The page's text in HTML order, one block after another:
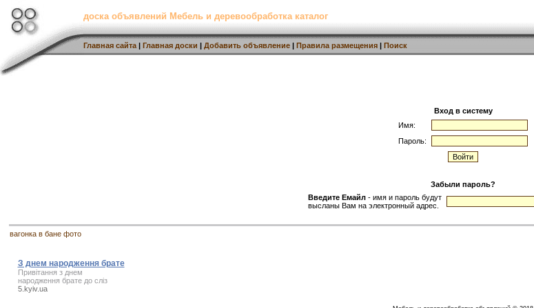
доска объявлений Мебель и деревообработка каталог
Главная сайта | Главная доски | Добавить объявление | Правила размещения | Поиск
Вход в систему
Имя:
Пароль:
Забыли пароль?
Введите Емайл - имя и пароль будут
высланы Вам на электронный адрес.
вагонка в бане фото
З днем народження брате
Привітання з днем
народження братедо сліз
5.kyiv.ua